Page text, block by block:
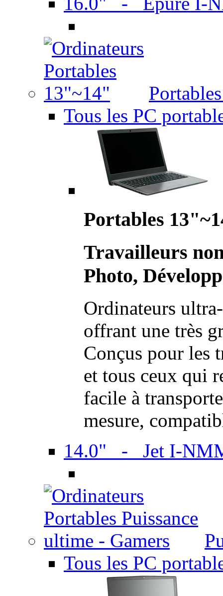
Tous les PC
Portables
Travailleurs
Photo,
Ordinateurs
offrant une très
Conçus pour les
et tous ceux qui
facile à
mesure,
14.0" - Jet I-
Tous les PC